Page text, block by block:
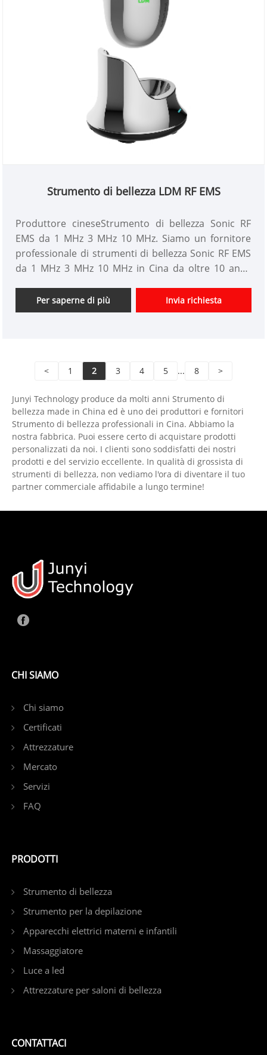
Strumento di bellezza LDM RF EMS
Produttore cineseStrumento di bellezza Sonic RF
EMS da 1 MHz 3 MHz 10 MHz. Siamo un fornitore
professionale di strumenti di bellezza Sonic RF EMS
da 1 MHz 3 MHz 10 MHz in Cina da oltre 10 anni.
di bellezza e abbiamo un buon vantaggio di prezzo e
offriamo servizi di progettazione. mercati. Speriamo
Per saperne di più Invia richiesta
< 1 2 3 4 5 ... 8 >
Junyi Technology produce da molti anni Strumento di
bellezza made in China ed è uno dei produttori e fornitori
Strumento di bellezza professionali in Cina. Abbiamo la
nostra fabbrica. Puoi essere certo di acquistare prodotti
personalizzati da noi. I clienti sono soddisfatti dei nostri
prodotti e del servizio eccellente. In qualità di grossista di
strumenti di bellezza, non vediamo l'ora di diventare il tuo
partner commerciale affidabile a lungo termine!
CHI SIAMO
Chi siamo
Certificati
Attrezzature
Mercato
Servizi
FAQ
PRODOTTI
Strumento di bellezza
Strumento per la depilazione
Apparecchi elettrici materni e infantili
Massaggiatore
Luce a led
Attrezzature per saloni di bellezza
CONTATTACI